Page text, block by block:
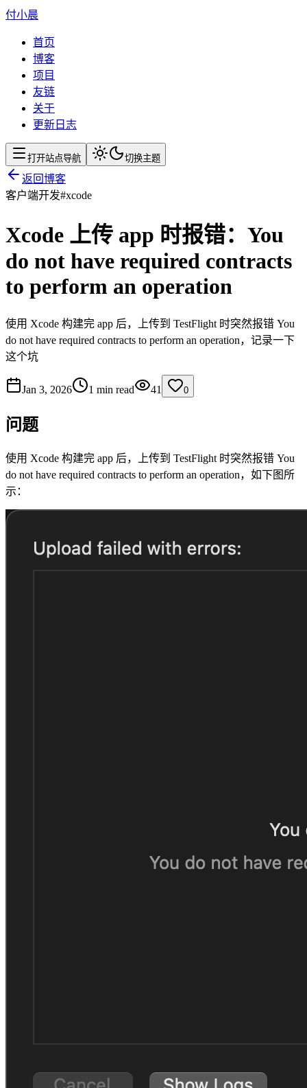
付小晨
首页
博客
项目
友链
关于
更新日志
打开站点导航 切换主题
返回博客
客户端开发#xcode
Xcode 上传 app 时报错：You
do not have required contracts
to perform an operation
使用 Xcode 构建完 app 后，上传到 TestFlight 时突然报错 You
do not have required contracts to perform an operation，记录一下
这个坑
Jan 3, 2026 1 min read 41 0
问题
使用 Xcode 构建完 app 后，上传到 TestFlight 时突然报错 You
do not have required contracts to perform an operation，如下图所
示：